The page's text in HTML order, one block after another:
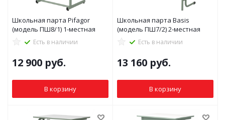
Школьная парта Pifagor
(модель ПШ8/1) 1-местная
Есть в наличии
12 900 руб.
В корзину
Школьная парта Basis
(модель ПШ7/2) 2-местная
Есть в наличии
13 160 руб.
В корзину